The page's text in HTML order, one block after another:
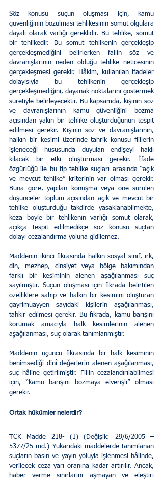
Söz konusu suçun oluşması için, kamu
güvenliğinin bozulması tehlikesinin somut olgulara
dayalı olarak varlığı gereklidir. Bu tehlike, somut
bir tehlikedir. Bu somut tehlikenin gerçekleşip
gerçekleşmediğini belirlerken failin söz ve
davranışlarının neden olduğu tehlike neticesinin
gerçekleşmesi gerekir. Hâkim, kullanılan ifadeler
dolayısıyla bu tehlikenin gerçekleşip
gerçekleşmediğini, dayanak noktalarını göstermek
suretiyle belirleyecektir. Bu kapsamda, kişinin söz
ve davranışlarının kamu güvenliğini bozma
açısından yakın bir tehlike oluşturduğunun tespit
edilmesi gerekir. Kişinin söz ve davranışlarının,
halkın bir kesimi üzerinde tahrik konusu fiillerin
işleneceği hususunda duyulan endişeyi haklı
kılacak bir etki oluşturması gerekir. İfade
özgürlüğü ile bu tip tehlike suçları arasında “açık
ve mevcut tehlike” kriterinin var olması gerekir.
Buna göre, yapılan konuşma veya öne sürülen
düşünceler toplum açısından açık ve mevcut bir
tehlike oluşturduğu takdirde yasaklanabilmekte,
keza böyle bir tehlikenin varlığı somut olarak,
açıkça tespit edilmedikçe söz konusu suçtan
dolayı cezalandırma yoluna gidilemez.
Maddenin ikinci fıkrasında halkın sosyal sınıf, ırk,
din, mezhep, cinsiyet veya bölge bakımından
farklı bir kesiminin alenen aşağılanması suç
sayılmıştır. Suçun oluşması için fıkrada belirtilen
özelliklere sahip ve halkın bir kesimini oluşturan
gayrimuayyen sayıdaki kişilerin aşağılanması,
tahkir edilmesi gerekir. Bu fıkrada, kamu barışını
korumak amacıyla halk kesimlerinin alenen
aşağılanması, suç olarak tanımlanmıştır.
Maddenin üçüncü fıkrasında bir halk kesiminin
benimsediği dinî değerlerin alenen aşağılanması,
suç hâline getirilmiştir. Fiilin cezalandırılabilmesi
için, “kamu barışını bozmaya elverişli” olması
gerekir.
Ortak hükümler nelerdir?
TCK Madde 218- (1) (Değişik: 29/6/2005 –
5377/25 md.) Yukarıdaki maddelerde tanımlanan
suçların basın ve yayın yoluyla işlenmesi hâlinde,
verilecek ceza yarı oranına kadar artırılır. Ancak,
haber verme sınırlarını aşmayan ve eleştiri